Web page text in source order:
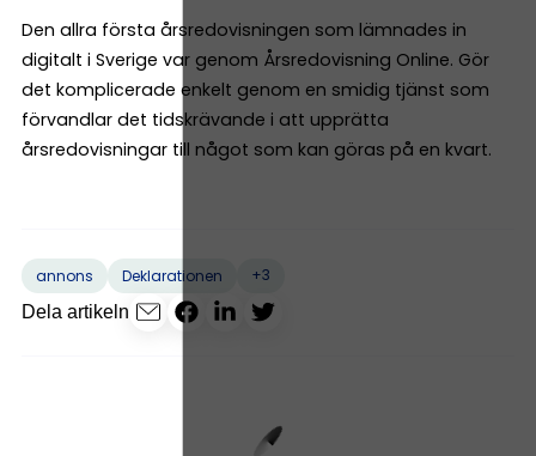
Den allra första årsredovisningen som lämnades in
digitalt i Sverige var genom Årsredovisning Online. Gör
det komplicerade enkelt genom en smidig tjänst som
förvandlar det tidskrävande i att upprätta
årsredovisningar till något som kan göras på en kvart.
annons Deklarationen
+3
Dela artikeln